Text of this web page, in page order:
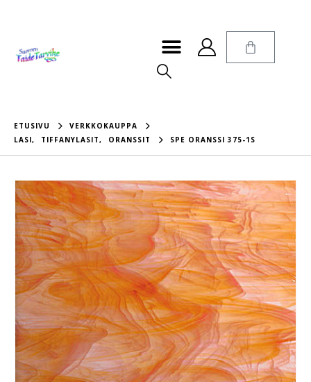
ETUSIVU
VERKKOKAUPPA
LASI, TIFFANYLASIT, ORANSSIT SPE ORANSSI 375-1S